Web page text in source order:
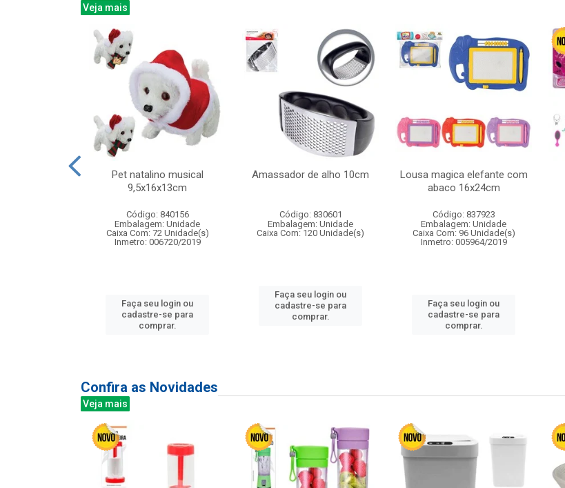
Veja mais
Pet natalino musical
9,5x16x13cm
Código: 840156
Embalagem: Unidade
Caixa Com: 72 Unidade(s)
Inmetro: 006720/2019
Faça seu login ou
cadastre-se para
comprar.
Amassador de alho 10cm
Código: 830601
Embalagem: Unidade
Caixa Com: 120 Unidade(s)
Faça seu login ou
cadastre-se para
comprar.
Lousa magica elefante com
abaco 16x24cm
Código: 837923
Embalagem: Unidade
Caixa Com: 96 Unidade(s)
Inmetro: 005964/2019
Faça seu login ou
cadastre-se para
comprar.
Confira as Novidades
Veja mais